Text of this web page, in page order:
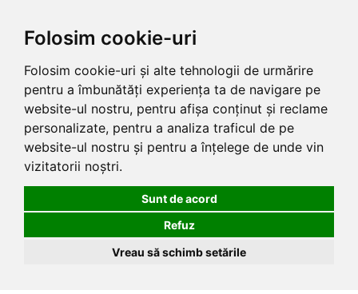
Folosim cookie-uri
Folosim cookie-uri și alte tehnologii de urmărire
pentru a îmbunătăți experiența ta de navigare pe
website-ul nostru, pentru afișa conținut și reclame
personalizate, pentru a analiza traficul de pe
website-ul nostru și pentru a înțelege de unde vin
vizitatorii noștri.
Sunt de acord
Refuz
Vreau să schimb setările